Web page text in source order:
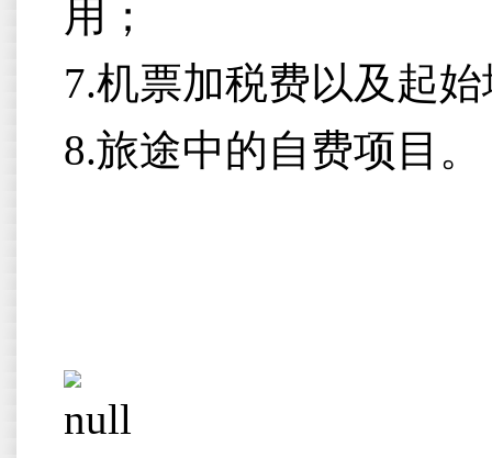
用；
7.机票加税费以及起
8.旅途中的自费项目。